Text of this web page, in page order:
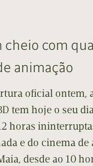
cheio com
animação
oficial ontem,
tem hoje o seu
horas
e do cinema de
desde ao 10